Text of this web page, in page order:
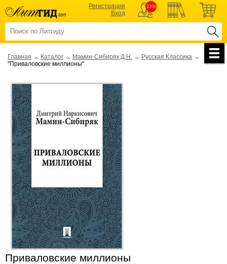
Регистрация
Вход
23%
Главная → Каталог → Мамин-Сибиряк Д.Н. → Русская Классика →
"Приваловские миллионы"
Приваловские миллионы